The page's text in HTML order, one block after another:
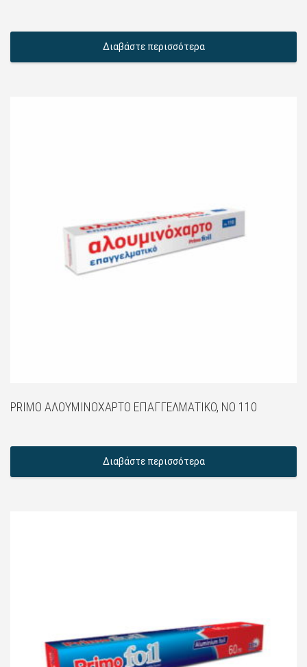
Διαβάστε περισσότερα
PRIMO ΑΛΟΥΜΙΝΌΧΑΡΤΟ ΕΠΑΓΓΕΛΜΑΤΙΚΌ, NO 110
Διαβάστε περισσότερα